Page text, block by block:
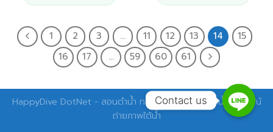
1 2 3 … 11 12 13 14
15
16
17 … 59 60 61
HappyDive DotNet - สอนดำน้ำ ทริปดำน้ำ อุปกรณ์ดำน้ำ อุปกรณ์
ถ่ายภาพใต้น้ำ
Contact us